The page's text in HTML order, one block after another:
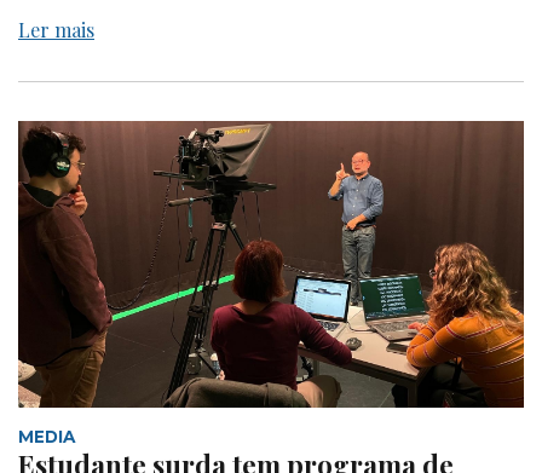
Ler mais
MEDIA
Estudante surda tem programa de